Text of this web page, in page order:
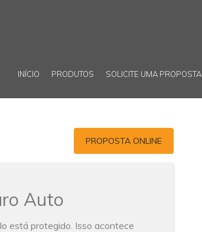
INÍCIO PRODUTOS SOLICITE UMA PROPOSTA
PROPOSTA ONLINE
Auto
está protegido. Isso acontece